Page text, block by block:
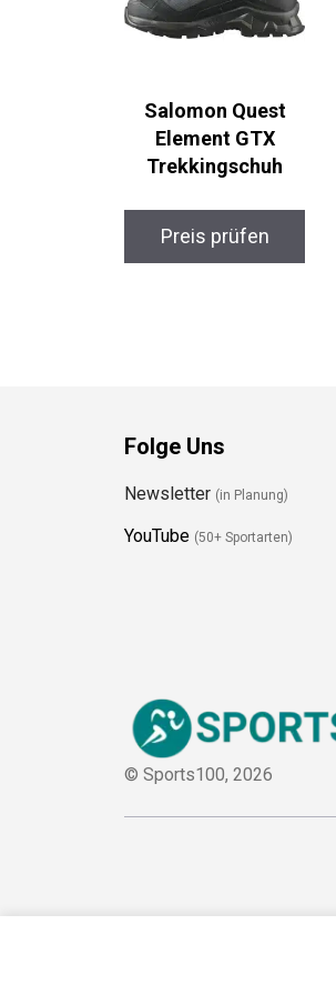
Salomon Quest
Element GTX
Trekkingschuh
Preis prüfen
Folge Uns
Newsletter (in Planung)
YouTube (50+ Sportarten)
© Sports100, 2026